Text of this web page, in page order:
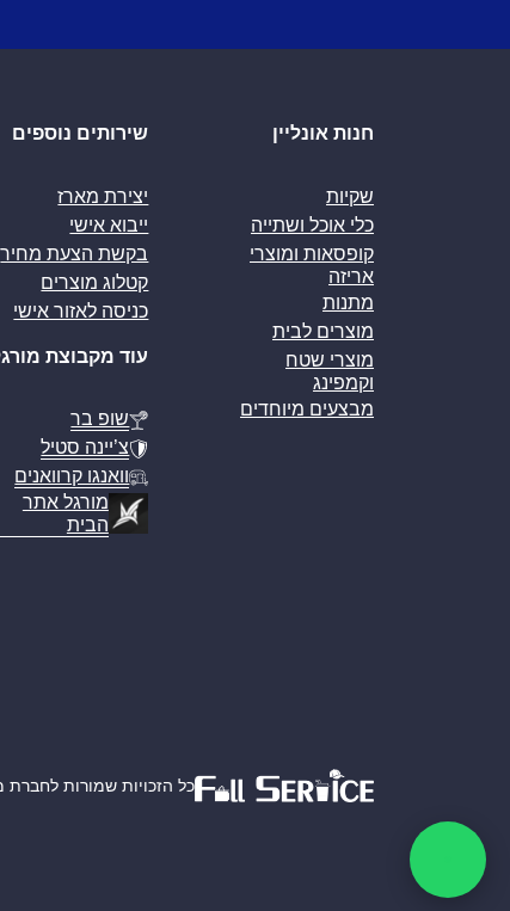
חנות אונליין
שקיות
כלי אוכל ושתייה
קופסאות ומוצרי
אריזה
מתנות
מוצרים לבית
מוצרי שטח
וקמפינג
מבצעים מיוחדים
שירותים נוספים
יצירת מארז
ייבוא אישי
בקשת הצעת מחיר
קטלוג מוצרים
כניסה לאזור אישי
עוד מקבוצת
שופ בר
צ’יינה סטיל
וואנגו קרוואנים
מורגל אתר
הבית
כל הזכויות שמורות לחברת